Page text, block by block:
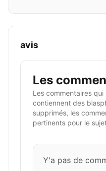
avis
Les
Les commentaires
contiennent des
supprimés, les
pertinents pour le
Y'a pas de